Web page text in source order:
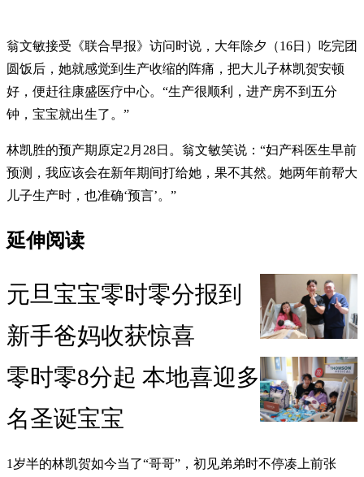
翁文敏接受《联合早报》访问时说，大年除夕（16日）吃完团
圆饭后，她就感觉到生产收缩的阵痛，把大儿子林凯贺安顿
好，便赶往康盛医疗中心。“生产很顺利，进产房不到五分
钟，宝宝就出生了。”
林凯胜的预产期原定2月28日。翁文敏笑说：“妇产科医生早前
预测，我应该会在新年期间打给她，果不其然。她两年前帮大
儿子生产时，也准确‘预言’。”
延伸阅读
元旦宝宝零时零分报到
新手爸妈收获惊喜
零时零8分起 本地喜迎多
名圣诞宝宝
1岁半的林凯贺如今当了“哥哥”，初见弟弟时不停凑上前张